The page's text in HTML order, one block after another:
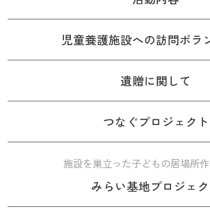
児童養護施設への訪問ボラ
遺贈に関して
つなぐプロジェクト
施設を巣立った子どもの居場所
みらい基地プロジェ